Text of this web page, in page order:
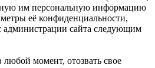
им персональную информацию
её конфиденциальности,
администрации сайта следующим
момент, отозвать свое